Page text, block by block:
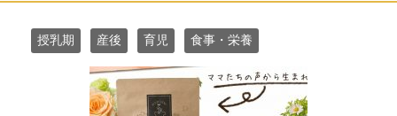
授乳期 産後 育児 食事・栄養